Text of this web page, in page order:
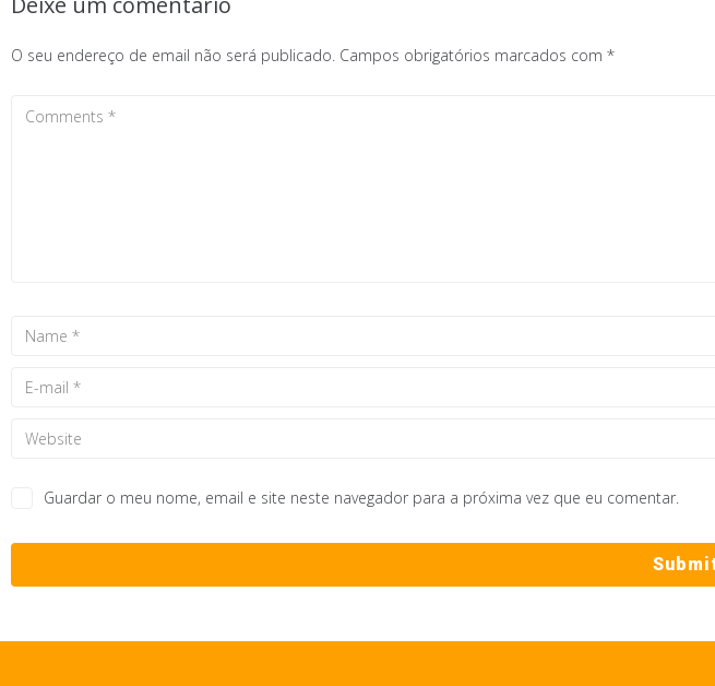
O seu endereço de email não será publicado. Campos obrigatórios marcados com *
Guardar o meu nome, email e site neste navegador para a próxima vez que eu comentar.